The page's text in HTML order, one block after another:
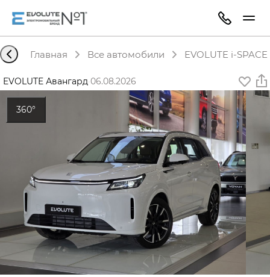
Главная Все автомобили EVOLUTE i-
EVOLUTE Авангард·06.08.2026
360°